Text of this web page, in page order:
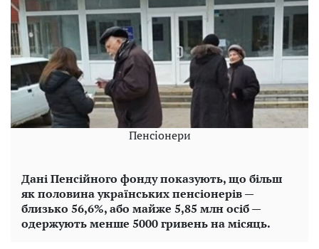
Пенсіонери
Дані Пенсійного фонду показують, що більш
як половина українських пенсіонерів —
близько 56,6%, або майже 5,85 млн осіб —
одержують менше 5000 гривень на місяць.